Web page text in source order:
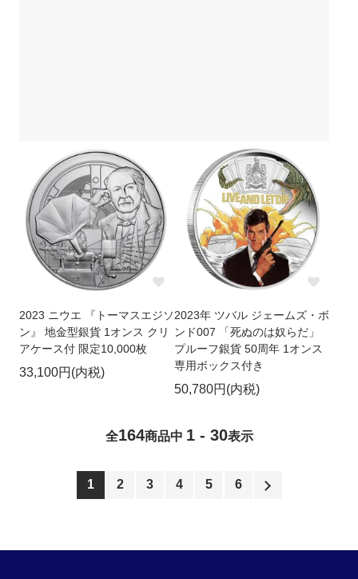
2023 ニウエ 『トーマスエジソ
ン』 地金型銀貨 1オンス クリ
アケース付 限定10,000枚
33,100円(内税)
2023年 ツバル ジェームズ・ボ
ンド007 「死ぬのは奴らだ」
プルーフ銀貨 50周年 1オンス
専用ボックス付き
50,780円(内税)
全164商品中 1 - 30表示
1 2 3 4 5 6